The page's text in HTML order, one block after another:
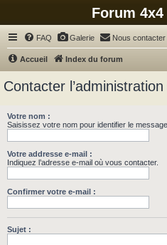
Forum 4x4
FAQ Galerie Nous contacter
Accueil Index du forum
Contacter
Votre nom :
Saisissez votre nom pour identifier le message.
Votre addresse e-mail :
Indiquez l’adresse e-mail où vous contacter.
Confirmer votre e-mail :
Sujet :